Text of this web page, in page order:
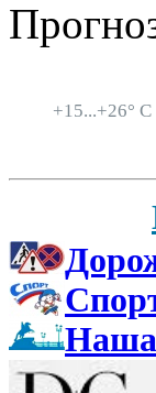
+15...+26° C
Наша